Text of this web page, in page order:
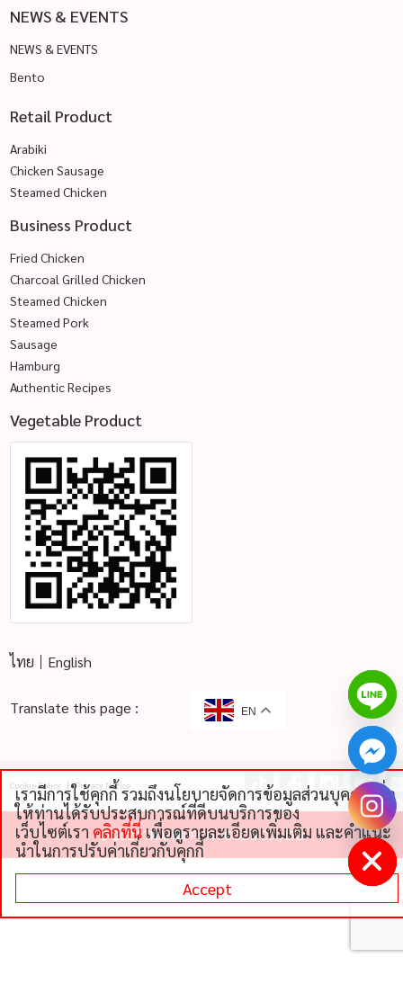
NEWS & EVENTS
NEWS & EVENTS
Bento
Retail Product
Arabiki
Chicken Sausage
Steamed Chicken
Business Product
Fried Chicken
Charcoal Grilled Chicken
Steamed Chicken
Steamed Pork
Sausage
Hamburg
Authentic Recipes
Vegetable Product
ไทย English
Translate this page : EN
Cookie Policy Privacy Notice
©2026 THAI NIPPON FOODS CO., LTD
เรามีการใช้คุกกี้ รวมถึงนโยบายจัดการข้อมูลส่วนบุคคลเพื่อ
ให้ท่านได้รับประสบการณ์ที่ดีบนบริการของ
เว็บไซต์เรา คลิกที่นี่เพื่อดูรายละเอียดเพิ่มเติม และคําแนะ
นําในการปรับค่าเกี่ยวกับคุกกี้
Accept
Hide
chaty